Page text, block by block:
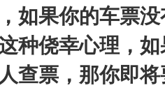
如果你的车票
种侥幸心理，
查票，那你即